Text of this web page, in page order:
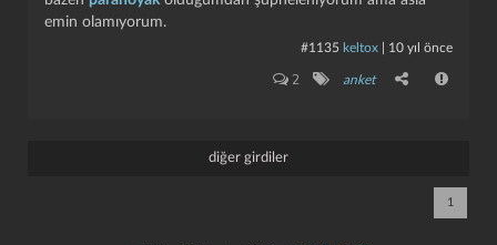
emin olamıyorum.
#1135 keltox 10 yıl önce
2 anket
diğer girdiler
1